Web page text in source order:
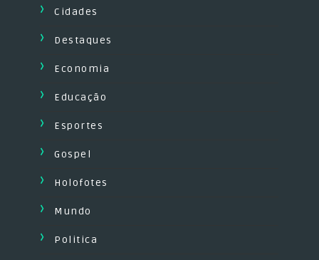
Cidades
Destaques
Economia
Educação
Esportes
Gospel
Holofotes
Mundo
Politica